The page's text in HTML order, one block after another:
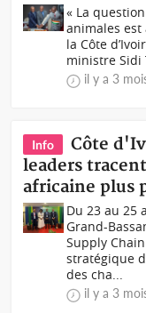
« La
animales
la Côte
ministre Sidi
il y a 3
Info
Côte
leaders
africaine plus
Du 23 au 25
Grand-
Supply
stratégique
des cha...
il y a 3